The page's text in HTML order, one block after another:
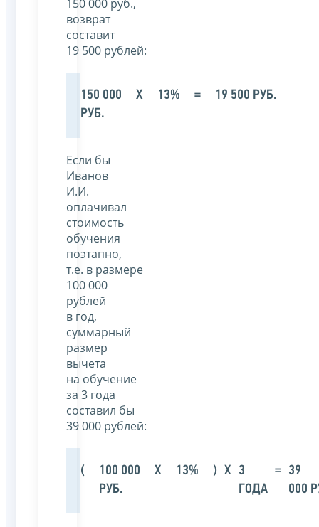
150 000 руб.,
возврат
составит
19 500 рублей:
150 000
РУБ.
Х 13% = 19 500 РУБ.
Если бы
Иванов
И.И.
оплачивал
стоимость
обучения
поэтапно,
т.е. в размере
100 000
рублей
в год,
суммарный
размер
вычета
на обучение
за 3 года
составил бы
39 000 рублей:
(
100 000
РУБ.
Х 13% ) Х 3
ГОДА
= 39
000